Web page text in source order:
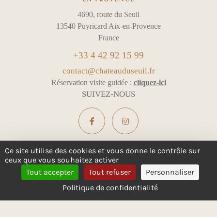
4690, route du Seuil
13540 Puyricard Aix-en-Provence
France
+33 4 42 92 15 99
contact@chateauduseuil.fr
Réservation visite guidée : cliquez-ici
SUIVEZ-NOUS
L'ABUS D'ALCOOL EST DANGEREUX POUR LA SANTÉ -
À CONSOMMER AVEC MODÉRATION
Ce site utilise des cookies et vous donne le contrôle sur
ceux que vous souhaitez activer
Tout accepter
Tout refuser
Personnaliser
Politique de confidentialité